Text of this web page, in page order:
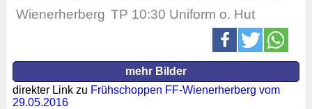
Wienerherberg TP 10:30 Uniform o. Hut
mehr Bilder
direkter Link zu Frühschoppen FF-Wienerherberg vom
29.05.2016